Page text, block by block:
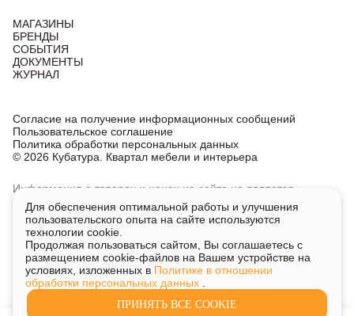
МАГАЗИНЫ
БРЕНДЫ
СОБЫТИЯ
ДОКУМЕНТЫ
ЖУРНАЛ
© 2026 Кубатура. Квартал мебели и интерьера
Согласие на получение информационных сообщений
Пользовательское соглашение
Политика обработки персональных данных
Информация о товарах и ценах на сайте не является
публичной офертой, носит исключительно информационный
характер.
Для получения подробной информации о наличии
и стоимости указанных товаров и услуг напишите или
позвоните нам.
Для обеспечения оптимальной работы и улучшения
пользовательского опыта на сайте используются
технологии cookie.
Продолжая пользоваться сайтом, Вы соглашаетесь с
размещением cookie-файлов на Вашем устройстве на
условиях, изложенных в Политике в отношении
обработки персональных данных
ПРИНЯТЬ ВСЕ COOKIE